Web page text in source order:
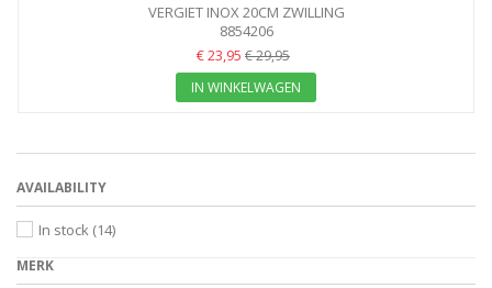
VERGIET INOX 20CM ZWILLING
8854206
€ 23,95 € 29,95
IN WINKELWAGEN
AVAILABILITY
In stock (14)
MERK